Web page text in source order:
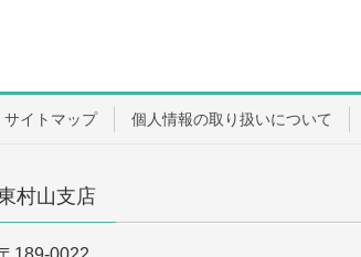
サイトマップ 個人情報の取り扱いについて
村山支店